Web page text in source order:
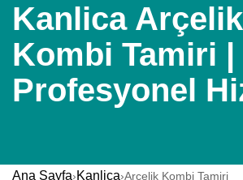
Kanlica Arçelik
Kombi Tamiri |
Profesyonel
Ana Sayfa›Kanlica›Arçelik Kombi Tamiri